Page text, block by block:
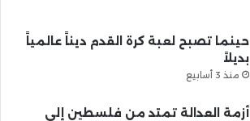
حينما تصبح لعبة كرة القدم ديناً عالمياً
بديلاً
منذ 3 أسابيع
أزمة العدالة تمتد من فلسطين إلى